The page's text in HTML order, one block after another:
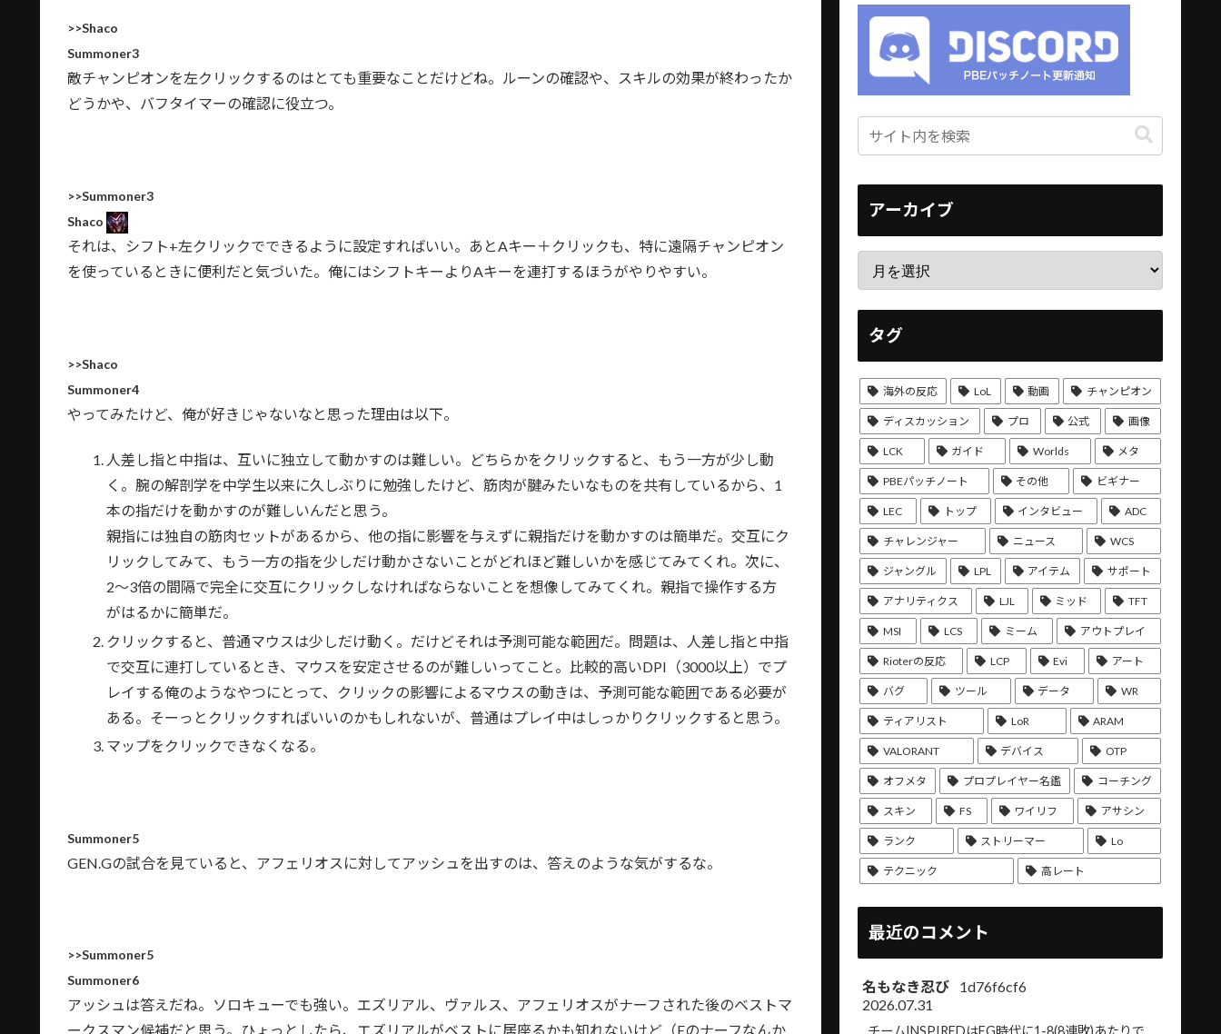
>>Shaco
Summoner3
敵チャンピオンを左クリックするのはとても重要なことだけどね。ルーンの確認や、スキルの効果が終わったか
どうかや、バフタイマーの確認に役立つ。
>>Summoner3
Shaco
それは、シフト+左クリックでできるように設定すればいい。あとAキー＋クリックも、特に遠隔チャンピオン
を使っているときに便利だと気づいた。俺にはシフトキーよりAキーを連打するほうがやりやすい。
>>Shaco
Summoner4
やってみたけど、俺が好きじゃないなと思った理由は以下。
人差し指と中指は、互いに独立して動かすのは難しい。どちらかをクリックすると、もう一方が少し動
く。腕の解剖学を中学生以来に久しぶりに勉強したけど、筋肉が腱みたいなものを共有しているから、1
本の指だけを動かすのが難しいんだと思う。
親指には独自の筋肉セットがあるから、他の指に影響を与えずに親指だけを動かすのは簡単だ。交互にク
リックしてみて、もう一方の指を少しだけ動かさないことがどれほど難しいかを感じてみてくれ。次に、
2〜3倍の間隔で完全に交互にクリックしなければならないことを想像してみてくれ。親指で操作する方
がはるかに簡単だ。
クリックすると、普通マウスは少しだけ動く。だけどそれは予測可能な範囲だ。問題は、人差し指と中指
で交互に連打しているとき、マウスを安定させるのが難しいってこと。比較的高いDPI（3000以上）でプ
レイする俺のようなやつにとって、クリックの影響によるマウスの動きは、予測可能な範囲である必要が
ある。そーっとクリックすればいいのかもしれないが、普通はプレイ中はしっかりクリックすると思う。
マップをクリックできなくなる。
Summoner5
GEN.Gの試合を見ていると、アフェリオスに対してアッシュを出すのは、答えのような気がするな。
>>Summoner5
Summoner6
アッシュは答えだね。ソロキューでも強い。エズリアル、ヴァルス、アフェリオスがナーフされた後のベストマ
ークスマン候補だと思う。ひょっとしたら、エズリアルがベストに居座るかも知れないけど（Eのナーフなんか
アーカイブ
タグ
海外の反応 LoL 動画 チャンピオン
ディスカッション プロ 公式 画像
LCK ガイド Worlds メタ
PBEパッチノート その他 ビギナー
LEC トップ インタビュー ADC
チャレンジャー ニュース WCS
ジャングル LPL アイテム サポート
アナリティクス LJL ミッド TFT
MSI LCS ミーム アウトプレイ
Rioterの反応 LCP Evi アート
バグ ツール データ WR
ティアリスト LoR ARAM
VALORANT デバイス OTP
オフメタ プロプレイヤー名鑑 コーチング
スキン FS ワイリフ アサシン
ランク ストリーマー Lo
テクニック 高レート
最近のコメント
名もなき忍び
1d76f6cf6
2026.07.31
チームINSPIREDはEG時代に1-8(8連敗)あたりで